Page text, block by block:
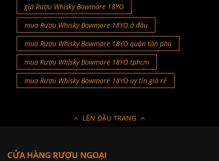
giá Rượu Whisky Bowmore 18YO
mua Rượu Whisky Bowmore 18YO ở đâu
mua Rượu Whisky Bowmore 18YO quận tân phú
mua Rượu Whisky Bowmore 18YO tphcm
mua Rượu Whisky Bowmore 18YO uy tín giá rẻ
LÊN ĐẦU TRANG
CỬA HÀNG RƯỢU NGOẠI